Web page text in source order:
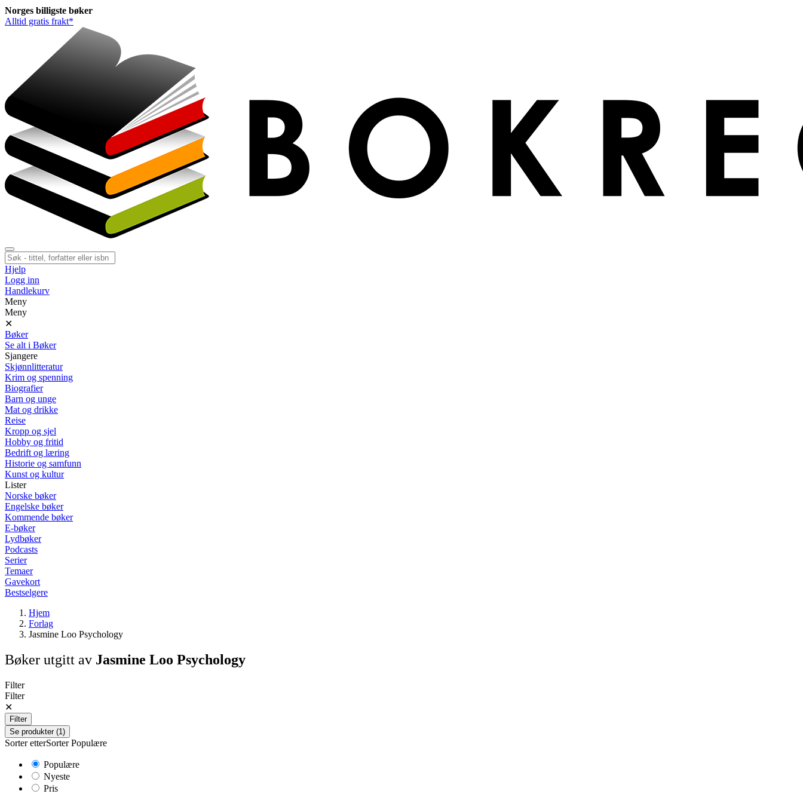
Norges billigste bøker
Alltid gratis frakt*
Hjelp
Logg inn
Handlekurv
Meny
Meny
✕
Bøker
Se alt i Bøker
Sjangere
Skjønnlitteratur
Krim og spenning
Biografier
Barn og unge
Mat og drikke
Reise
Kropp og sjel
Hobby og fritid
Bedrift og læring
Historie og samfunn
Kunst og kultur
Lister
Norske bøker
Engelske bøker
Kommende bøker
E-bøker
Lydbøker
Podcasts
Serier
Temaer
Gavekort
Bestselgere
Hjem
Forlag
Jasmine Loo Psychology
Bøker utgitt av Jasmine Loo Psychology
Filter
Filter
✕
Filter
Se produkter (1)
Sorter etterSorter Populære
Populære
Nyeste
Pris